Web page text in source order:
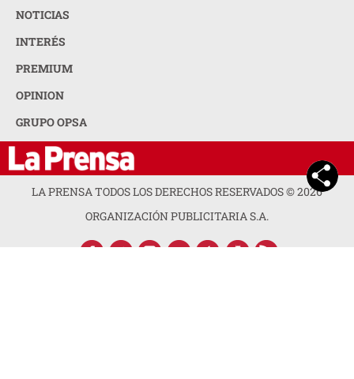
NOTICIAS
INTERÉS
PREMIUM
OPINION
GRUPO OPSA
LA PRENSA TODOS LOS DERECHOS RESERVADOS ©2026
ORGANIZACIÓN PUBLICITARIA S.A.